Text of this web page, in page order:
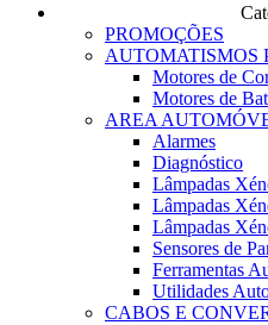
PROMOÇÕES
AUTOMATISMOS
Motores de
Motores de
AREA
Alarmes
Diagnóstico
Lâmpadas
Lâmpadas
Lâmpadas
Sensores de
Ferramentas
Utilidades
CABOS E